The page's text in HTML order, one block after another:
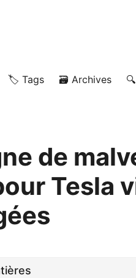
🏷️ Tags 🗃️ Archives
de
Tesla